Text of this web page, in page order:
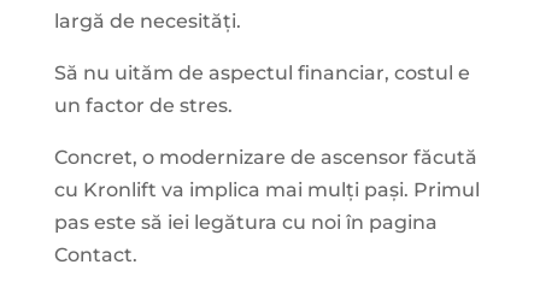
largă de necesități.
Să nu uităm de aspectul financiar, costul e
un factor de stres.
Concret, o modernizare de ascensor făcută
cu Kronlift va implica mai mulți pași. Primul
pas este să iei legătura cu noi în pagina
Contact.